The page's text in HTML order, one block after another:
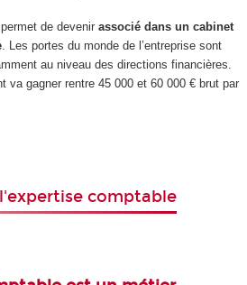
de devenir associé dans un cabinet
. Les portes du monde de l’entreprise sont
au niveau des directions financières.
va gagner rentre 45 000 et 60 000 € brut par
comptable